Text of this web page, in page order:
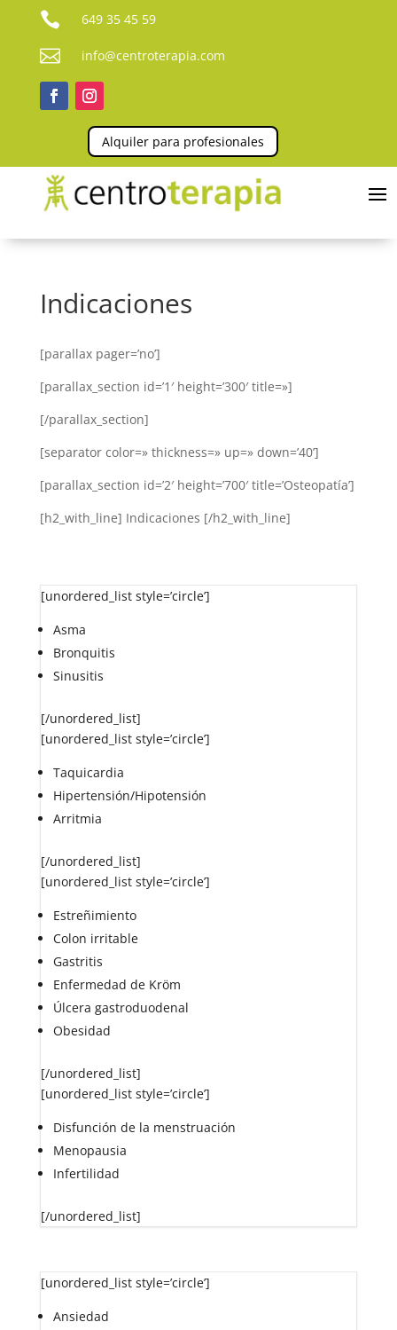
 649 35 45 59
 info@centroterapia.com
Alquiler para profesionales
Indicaciones
[parallax pager=’no’]
[parallax_section id=’1′ height=’300′ title=»]
[/parallax_section]
[separator color=» thickness=» up=» down=’40’]
[parallax_section id=’2′ height=’700′ title=’Osteopatía’]
[h2_with_line] Indicaciones [/h2_with_line]
[unordered_list style=’circle’]
Asma
Bronquitis
Sinusitis
[/unordered_list]
[unordered_list style=’circle’]
Taquicardia
Hipertensión/Hipotensión
Arritmia
[/unordered_list]
[unordered_list style=’circle’]
Estreñimiento
Colon irritable
Gastritis
Enfermedad de Kröm
Úlcera gastroduodenal
Obesidad
[/unordered_list]
[unordered_list style=’circle’]
Disfunción de la menstruación
Menopausia
Infertilidad
[/unordered_list]
[unordered_list style=’circle’]
Ansiedad